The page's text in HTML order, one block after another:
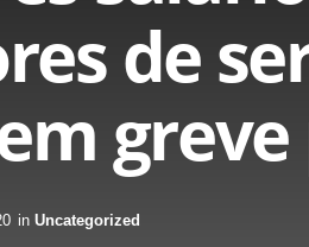
de
in Uncategorized